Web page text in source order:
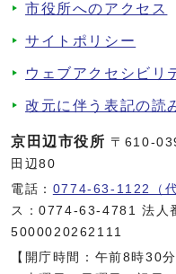
市役所へのアクセス
サイトポリシー
ウェブアクセシビリ
改元に伴う表記の読
京田辺市役所 〒610-
田辺80
電話： 0774-63-1122（代
ス：0774-63-4781 法人
5000020262111
【開庁時間：午前8時30